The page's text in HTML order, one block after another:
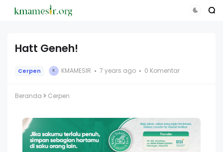
Hatt Geneh!
Cerpen K KMAMESIR 7 years ago 0 Komentar
Beranda Cerpen